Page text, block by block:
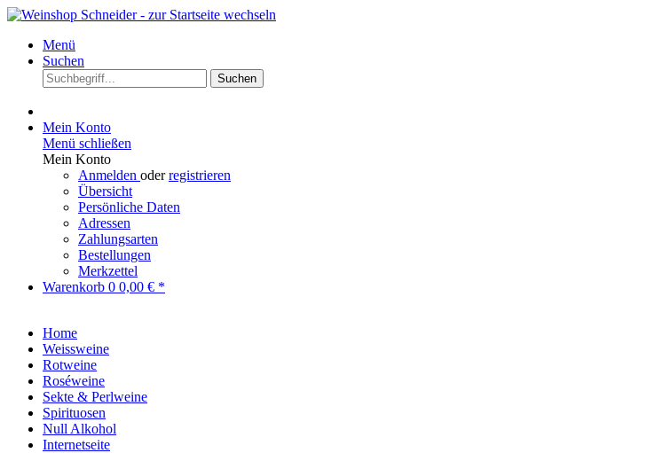
Menü
Suchen
Suchen
Mein Konto
Menü schließen
Mein Konto
Anmelden oderregistrieren
Übersicht
Persönliche Daten
Adressen
Zahlungsarten
Bestellungen
Merkzettel
Warenkorb 0 0,00 € *
Home
Weissweine
Rotweine
Roséweine
Sekte & Perlweine
Spirituosen
Null Alkohol
Internetseite